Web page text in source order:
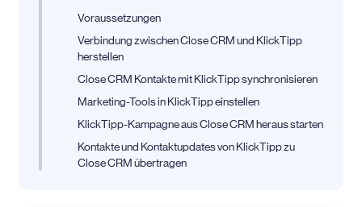
Voraussetzungen
Verbindung zwischen Close CRM und KlickTipp
herstellen
Close CRM Kontakte mit KlickTipp synchronisieren
Marketing-Tools in KlickTipp einstellen
KlickTipp-Kampagne aus Close CRM heraus starten
Kontakte und Kontaktupdates von KlickTipp zu
Close CRM übertragen